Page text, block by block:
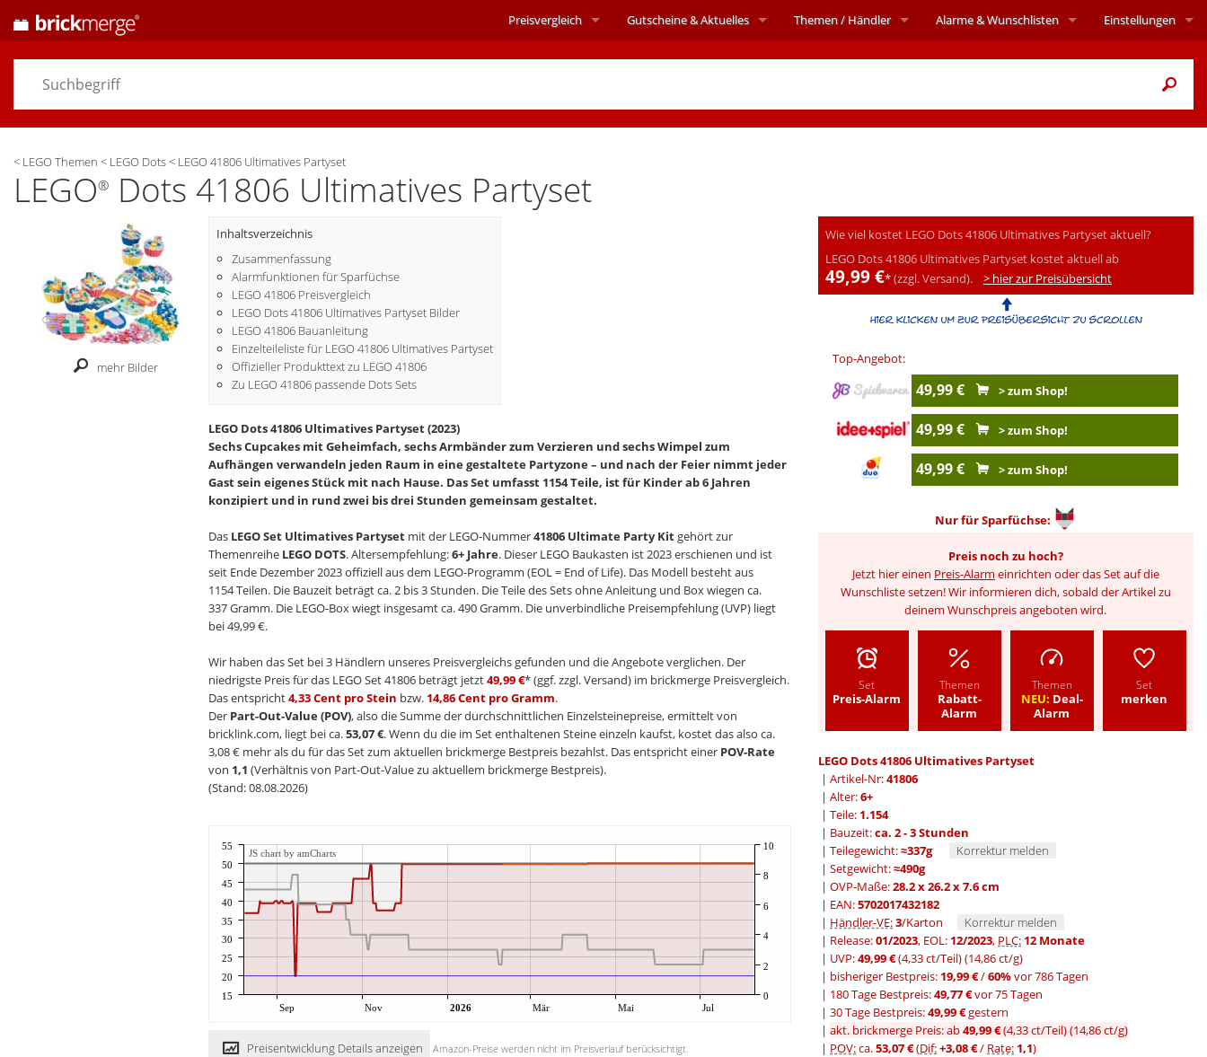
< LEGO Themen < LEGO Dots< LEGO 41806 Ultimatives Partyset
LEGO® Dots 41806 Ultimatives Partyset
Wie viel kostet LEGO Dots 41806 Ultimatives Partyset aktuell?
LEGO Dots 41806 Ultimatives Partyset kostet aktuell ab
49,99 €*(zzgl. Versand). > hier zur Preisübersicht
Top-Angebot:
49,99 € > zum Shop!
49,99 € > zum Shop!
49,99 € > zum Shop!
Nur fürSparfüchse:
Preis noch zu hoch?
Jetzt hier einen Preis-Alarm einrichten oder das Set auf die
Wunschliste setzen! Wir informieren dich, sobald der Artikel zu
deinem Wunschpreis angeboten wird.
Set
Preis-Alarm
Themen
Rabatt-
Alarm
Themen
NEU: Deal-
Alarm
Set
merken
LEGO Dots 41806 Ultimatives Partyset
| Artikel-Nr:41806
| Alter:6+
| Teile: 1.154
| Bauzeit:ca. 2 - 3 Stunden
| Teilegewicht:≈337g
Korrektur melden
| Setgewicht:≈490g
| OVP-Maße:28.2 x 26.2 x 7.6 cm
| EAN:5702017432182
| Händler-VE:3/Karton
Korrektur melden
| Release:01/2023, EOL: 12/2023, PLC: 12 Monate
| UVP:49,99 €(4,33 ct/Teil)(14,86 ct/g)
| bisheriger Bestpreis: 19,99 €/60%vor 786 Tagen
| 180 Tage Bestpreis:49,77 €vor 75 Tagen
| 30 Tage Bestpreis:49,99 €gestern
| akt. brickmerge Preis: ab49,99 €(4,33 ct/Teil)(14,86 ct/g)
| POV:ca.53,07 €(Dif:+3,08 €/ Rate: 1,1)
mehr Bilder
Inhaltsverzeichnis
Zusammenfassung
Alarmfunktionen für Sparfüchse
LEGO 41806 Preisvergleich
LEGO Dots 41806 Ultimatives Partyset Bilder
LEGO 41806 Bauanleitung
Einzelteileliste für LEGO 41806 Ultimatives Partyset
Offizieller Produkttext zu LEGO 41806
Zu LEGO 41806 passende Dots Sets
LEGO Dots 41806 Ultimatives Partyset (2023)
Sechs Cupcakes mit Geheimfach, sechs Armbänder zum Verzieren und sechs Wimpel zum
Aufhängen verwandeln jeden Raum in eine gestaltete Partyzone – und nach der Feier nimmt jeder
Gast sein eigenes Stück mit nach Hause. Das Set umfasst 1154 Teile, ist für Kinder ab 6 Jahren
konzipiert und in rund zwei bis drei Stunden gemeinsam gestaltet.
Das LEGO Set Ultimatives Partysetmit der LEGO-Nummer41806 Ultimate Party Kitgehört zur
Themenreihe LEGO DOTS. Altersempfehlung:6+ Jahre. Dieser LEGO Baukasten ist 2023 erschienen und ist
seit Ende Dezember 2023 offiziell aus dem LEGO-Programm (EOL = End of Life). Das Modell besteht aus
1154 Teilen. Die Bauzeit beträgt ca. 2 bis 3 Stunden. Die Teile des Sets ohne Anleitung und Box wiegen ca.
337 Gramm. Die LEGO-Box wiegt insgesamt ca. 490 Gramm. Die unverbindliche Preisempfehlung (UVP) liegt
bei 49,99 €.
Wir haben das Set bei 3 Händlern unseres Preisvergleichs gefunden und die Angebote verglichen. Der
niedrigste Preis für das LEGO Set 41806 beträgt jetzt49,99 €* (ggf. zzgl. Versand) im brickmerge Preisvergleich.
Das entspricht4,33 Cent pro Stein bzw. 14,86 Cent pro Gramm.
Der Part-Out-Value (POV), also die Summe der durchschnittlichen Einzelsteinepreise, ermittelt von
bricklink.com, liegt bei ca.53,07 €. Wenn du die im Set enthaltenen Steine einzeln kaufst, kostet das also ca.
3,08 € mehr als du für das Set zum aktuellen brickmerge Bestpreis bezahlst. Das entspricht einer POV-Rate
von 1,1 (Verhältnis von Part-Out-Value zu aktuellem brickmerge Bestpreis).
(Stand: 08.08.2026)
Sep Nov 2026 Mär Mai Jul
15
20
25
30
35
40
45
50
55
0
2
4
6
8
10
JS chart by amCharts
Preisentwicklung Details anzeigen Amazon-Preise werden nicht im Preisverlauf berücksichtigt.
Preisvergleich Gutscheine &Aktuelles Themen/ Händler Alarme& Wunschlisten Einstellungen